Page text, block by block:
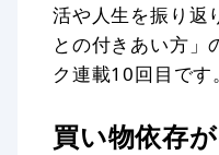
活や人生を振り返
との付きあい方」
ク連載10回目です。
買い物依存